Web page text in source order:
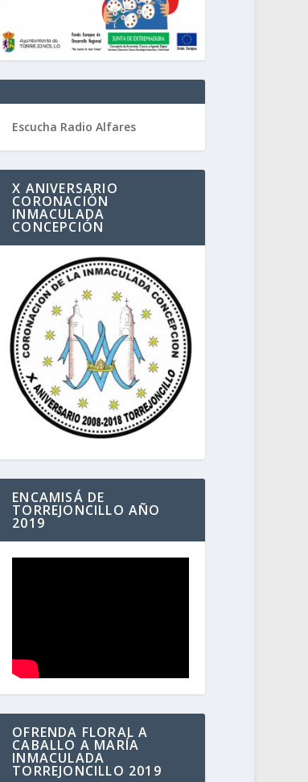
Escucha Radio Alfares
X ANIVERSARIO
CORONACIÓN
INMACULADA
CONCEPCIÓN
ENCAMISÁ DE
TORREJONCILLO AÑO
2019
OFRENDA FLORAL A
CABALLO A MARÍA
INMACULADA
TORREJONCILLO 2019